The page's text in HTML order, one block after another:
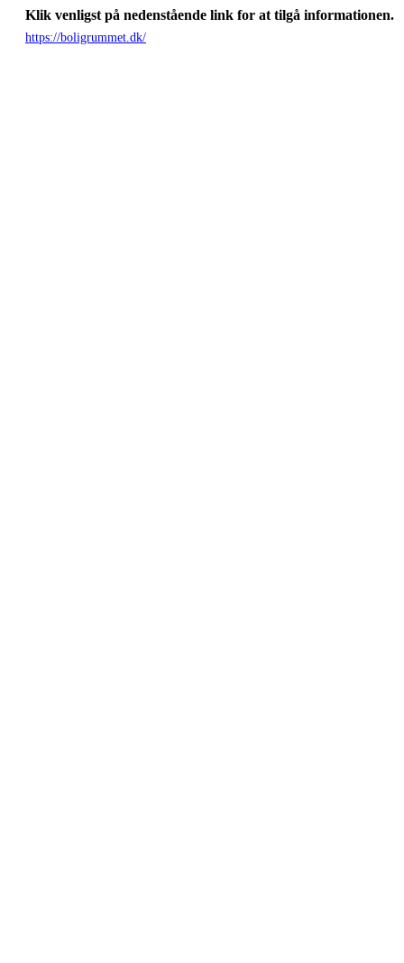
Klik venligst på nedenstående link for at tilgå informationen.
https://boligrummet.dk/